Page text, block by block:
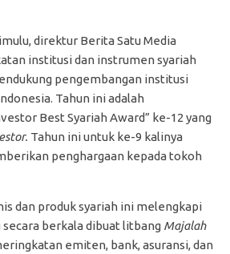
direktur Berita Satu Media
institusi dan instrumen syariah
pengembangan institusi
Tahun ini adalah
Best Syariah Award” ke-12 yang
Tahun ini untuk ke-9 kalinya
penghargaan kepada tokoh
dan produk syariah ini melengkapi
berkala dibuat litbang Majalah
emiten, bank, asuransi, dan